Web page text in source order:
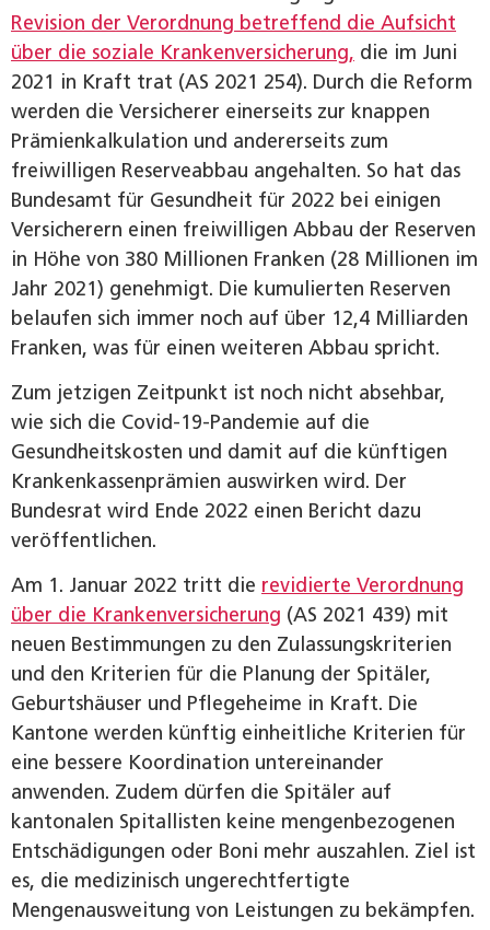
Revision der Verordnung betreffend die Aufsicht
über die soziale Krankenversicherung, die im Juni
2021 in Kraft trat (AS 2021 254). Durch die Reform
werden die Versicherer einerseits zur knappen
Prämienkalkulation und andererseits zum
freiwilligen Reserveabbau angehalten. So hat das
Bundesamt für Gesundheit für 2022 bei einigen
Versicherern einen freiwilligen Abbau der Reserven
in Höhe von 380 Millionen Franken (28 Millionen im
Jahr 2021) genehmigt. Die kumulierten Reserven
belaufen sich immer noch auf über 12,4 Milliarden
Franken, was für einen weiteren Abbau spricht.
Zum jetzigen Zeitpunkt ist noch nicht absehbar,
wie sich die Covid-19-Pandemie auf die
Gesundheitskosten und damit auf die künftigen
Krankenkassenprämien auswirken wird. Der
Bundesrat wird Ende 2022 einen Bericht dazu
veröffentlichen.
Am 1. Januar 2022 tritt die revidierte Verordnung
über die Krankenversicherung (AS 2021 439) mit
neuen Bestimmungen zu den Zulassungskriterien
und den Kriterien für die Planung der Spitäler,
Geburtshäuser und Pflegeheime in Kraft. Die
Kantone werden künftig einheitliche Kriterien für
eine bessere Koordination untereinander
anwenden. Zudem dürfen die Spitäler auf
kantonalen Spitallisten keine mengenbezogenen
Entschädigungen oder Boni mehr auszahlen. Ziel ist
es, die medizinisch ungerechtfertigte
Mengenausweitung von Leistungen zu bekämpfen.